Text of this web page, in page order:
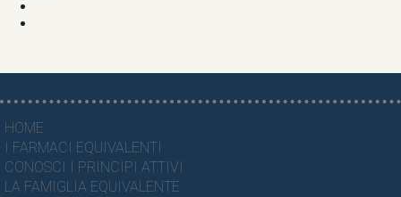
HOME
I FARMACI EQUIVALENTI
CONOSCI I PRINCIPI ATTIVI
LA FAMIGLIA EQUIVALENTE